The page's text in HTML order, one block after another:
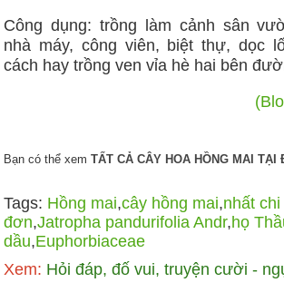
Công dụng: trồng làm cảnh sân
nhà máy, công viên, biệt thự, dọc
cách hay trồng ven vỉa hè hai bên
Bạn có thể xemTẤT CẢ CÂY HOA HỒNG MAI TẠI
Tags: Hồng mai,cây hồng mai,nhất chi
đơn,Jatropha pandurifolia Andr,họ
dầu,Euphorbiaceae
Xem: Hỏi đáp, đố vui, truyện cười -